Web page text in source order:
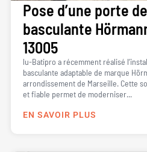
Pose d’une porte
basculante
13005
lu-Batipro a récemment réalisé
basculante adaptable de marque
arrondissement de Marseille. Cette
et fiable permet de moderniser...
EN SAVOIR PLUS